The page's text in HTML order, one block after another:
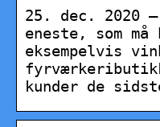
25. dec. 2020
eneste, som
eksempelvis
kunder de